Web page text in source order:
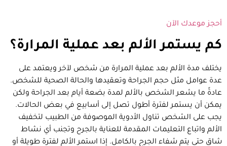
أحجز موعدك الآن
كم يستمر الألم بعد عملية المرارة؟
يختلف مدة الألم بعد عملية المرارة من شخص لآخر ويعتمد على
عدة عوامل مثل حجم الجراحة وتعقيدها والحالة الصحية للشخص.
عادةً ما يشعر الشخص بالألم لمدة بضعة أيام بعد الجراحة ولكن
يمكن أن يستمر لفترة أطول تصل إلى أسابيع في بعض الحالات.
يجب على الشخص تناول الأدوية الموصوفة من الطبيب لتخفيف
الألم واتباع التعليمات المقدمة للعناية بالجرح وتجنب أي نشاط
شاق حتى يتم شفاء الجرح بالكامل. إذا استمر الألم لفترة طويلة أو